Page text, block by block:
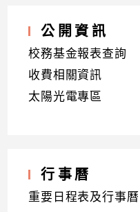
公開資訊
校務基金報表查詢
收費相關資訊
太陽光電專區
行事曆
重要日程表及行事曆